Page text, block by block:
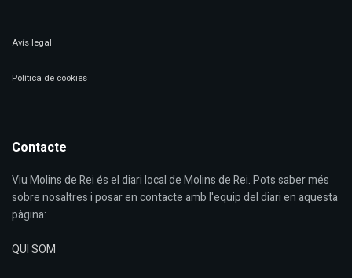
Avís legal
Política de cookies
Contacte
Viu Molins de Rei és el diari local de Molins de Rei. Pots saber més
sobre nosaltres i posar en contacte amb l'equip del diari en aquesta
pàgina:
QUI SOM